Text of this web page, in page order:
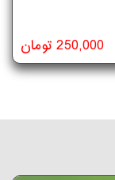
250,000 تومان